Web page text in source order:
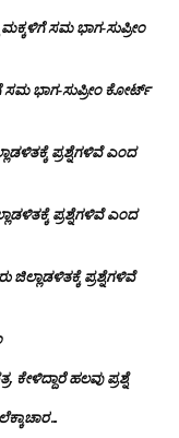
ಮಕ್ಕಳಿಗೆ ಸಮ ಭಾಗ-ಸುಪ್ರೀಂ
ಸಮ ಭಾಗ-ಸುಪ್ರೀಂ ಕೋರ್ಟ್
ಪ್ರಶ್ನೆಗಳಿವೆ ಎಂದ
ಪ್ರಶ್ನೆಗಳಿವೆ ಎಂದ
ಪ್ರಶ್ನೆಗಳಿವೆ
ಹಲವು ಪ್ರಶ್ನೆ